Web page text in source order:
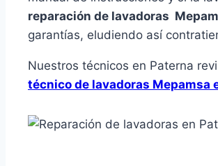
reparación de lavadoras
garantías, eludiendo así
Nuestros técnicos en Paterna
técnico de lavadoras Mepamsa